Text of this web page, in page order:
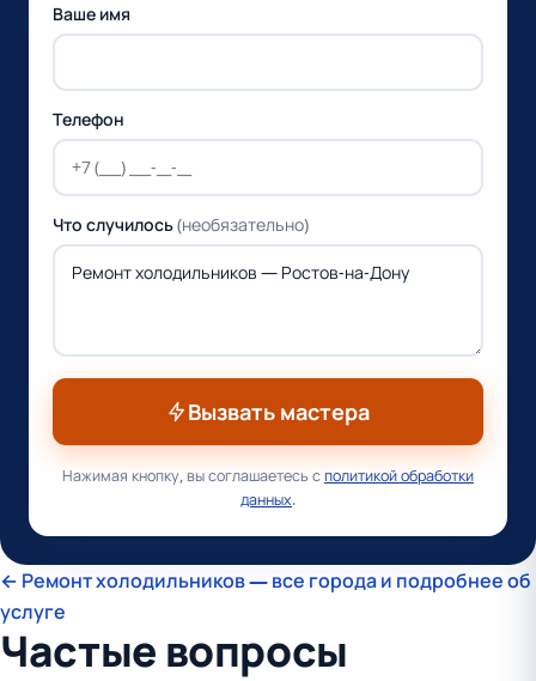
Ваше имя
Телефон
Что случилось(необязательно)
Вызвать мастера
Нажимая кнопку, вы соглашаетесь сполитикой обработки
данных.
← Ремонт холодильников — все города и подробнее об
услуге
Частые вопросы